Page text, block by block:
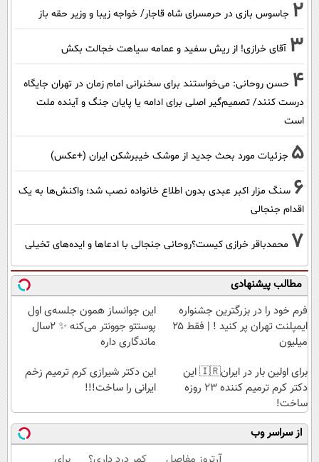
2 جاسوس بازی در حرمسرای شاه قاجار/ خواجه زیبا و وزیر حقه باز
3 آقای خرازی! از ریش سفید و عمامه سیاهت خجالت بکش
4 حسن روحانی: می‌خواستند برای سخنرانی امام زمان در تهران جایگاه
درست کنند/ تصمیم‌گیر اصلی برای ادامه یا پایان جنگ و آینده ملت
است
5 جزئیات مورد بحث جدید از موشک خیبرشکن ایران (+عکس)
6 سنگ مزار اکبر عبدی بدون اطلاع خانواده نصب شد؛ واکنش‌ها به یک
اقدام جنجالی
7 محمدباقر خرازی کیست؟روحانی جنجالی با ادعاها و ایده‌های تخیلی
مطالب پیشنهادی
فرم خود را در بزرگترین جشنواره
ایمپلنت تهران پر کنید ! | فقط ۲۵
میلیون
این جوانساز همون جلسه‌ی اول
پوستتو جوونتر می‌کنه ✨ 2سال
ماندگاری داره
برای اولین بار در ایران🇮🇷 این
دکتر کرم ترمیم کننده 23 روزه
ساخت!
این دکتر شیرازی کرم ترمیم زخم
ایرانی را ساخت!!!
از سراسر وب